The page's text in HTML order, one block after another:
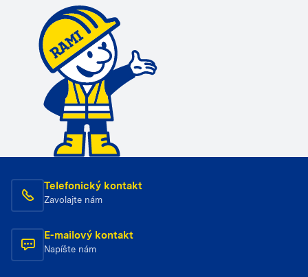
Telefonický kontakt
Zavolajte nám
E-mailový kontakt
Napíšte nám